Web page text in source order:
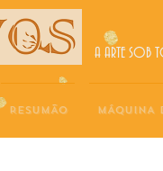
A ARTE SOB
RESUMÃO MÁQUINA